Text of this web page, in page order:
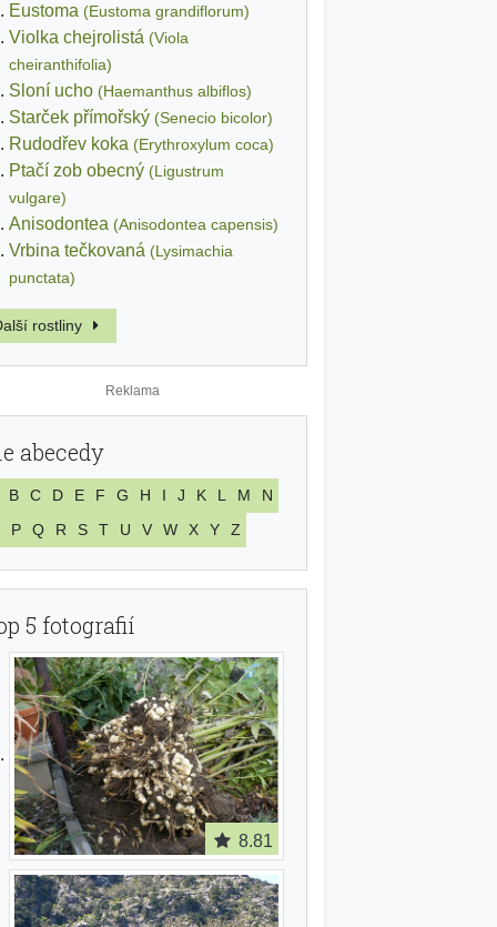
Eustoma (Eustoma grandiflorum)
Violka chejrolistá (Viola
cheiranthifolia)
Sloní ucho (Haemanthus albiflos)
Starček přímořský (Senecio bicolor)
Rudodřev koka (Erythroxylum coca)
Ptačí zob obecný (Ligustrum
vulgare)
Anisodontea (Anisodontea capensis)
Vrbina tečkovaná (Lysimachia
punctata)
rostliny
abecedy
B C D E F G H I J K L M
N
P
Q R S T U V W X Y Z
5 fotografií
8.81